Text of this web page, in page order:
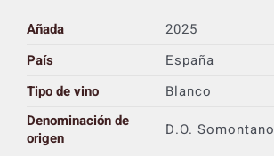
Añada
2025
País
España
Tipo de vino
Blanco
Denominación de
origen
D.O. Somontano